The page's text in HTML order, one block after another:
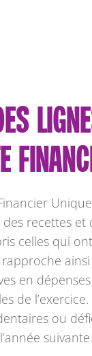
des recettes
celles qui
en
de l’exercice.
ou
suivante.